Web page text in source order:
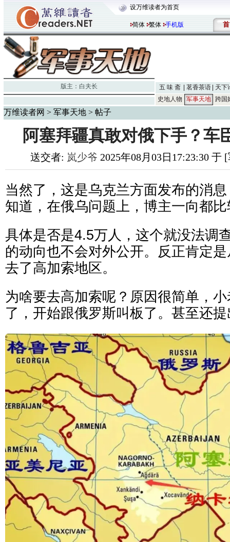
设万维读者为首页
简体 繁体 手机版 首
版主： 白夫长 五 味 斋 茗香茶语
天下
史地人物
军事天地 跨国
万维读者网 > 军事天地 > 帖子
阿塞拜疆真敢对俄下手？车
送交者: 岚少爷 2025年08月03日17:23:30 于
当然了，这是乌克兰方面发布的消
知道，在俄乌问题上，博主一向都
具体是否是4.5万人，这个就没法调
的动向也不会对外公开。反正肯定
去了高加索地区。
为啥要去高加索呢？原因很简单，
了，开始跟俄罗斯叫板了。甚至还